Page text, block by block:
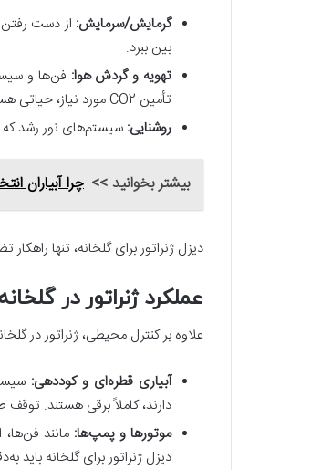
گرمایش/سرمایش: از دست رفتن
بین ببرد.
تهویه و گردش هوا: فن‌ها و
تأمین CO2 مورد نیاز، حیاتی هستند.
روشنایی: سیستم‌های نور رشد که
بیشتر بخوانید >> چرا آبیاران
دیزل ژنراتور برای گلخانه، تنها راهکار
عملکرد ژنراتور در
علاوه بر کنترل محیطی، ژنراتور در
آبیاری قطره‌ای و کوددهی:
دارند، کاملاً برقی هستند.
موتورها و پمپ‌ها: مانند فن‌ها،
دیزل ژنراتور برای گلخانه